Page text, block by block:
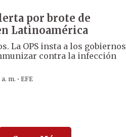
por brote de
Latinoamérica
La OPS insta a los gobiernos
contra la infección
m. ·EFE